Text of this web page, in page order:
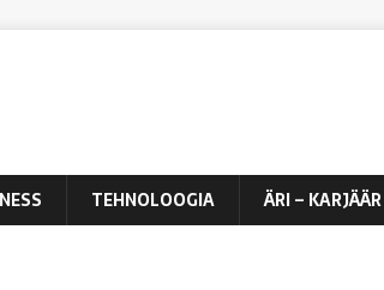
TEHNOLOOGIA ÄRI – KARJÄÄR